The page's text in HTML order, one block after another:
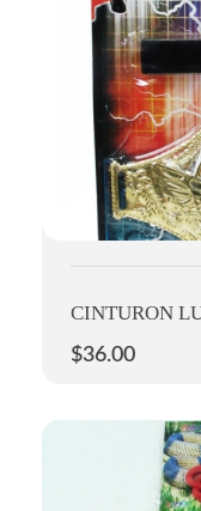
CINTURON
$36.00